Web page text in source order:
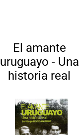
El amante
uruguayo - Una
historia real